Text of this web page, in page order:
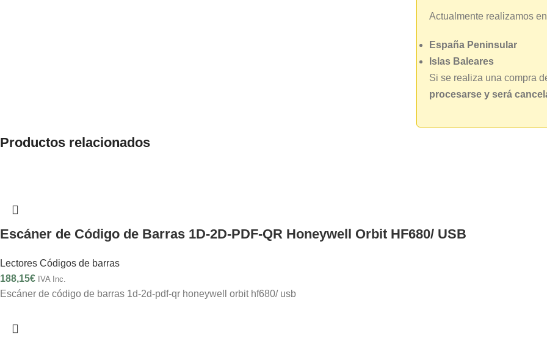
Actualmente realizamos
España Peninsular
Islas Baleares
Si se realiza una compra
procesarse y será
Productos relacionados
Escáner de Código de Barras 1D-2D-PDF-QR Honeywell Orbit HF680/ USB
Lectores Códigos de barras
188,15€ IVA Inc.
Escáner de código de barras 1d-2d-pdf-qr honeywell orbit hf680/ usb